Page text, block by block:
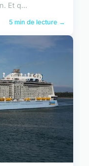
Et q...
5 min de lecture →